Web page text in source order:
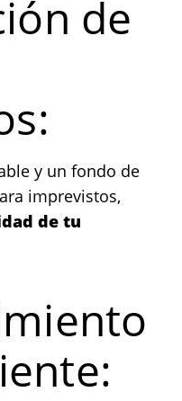
de
y un fondo de
imprevistos,
de tu